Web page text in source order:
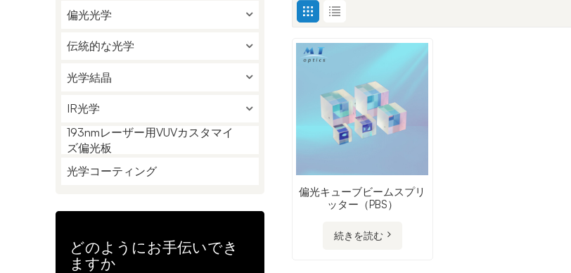
偏光光学
伝統的な光学
光学結晶
IR光学
193nmレーザー用VUVカスタマイ
ズ偏光板
光学コーティング
どのようにお手伝いでき
ますか
偏光キューブビームスプリ
ッター（PBS）
続きを読む